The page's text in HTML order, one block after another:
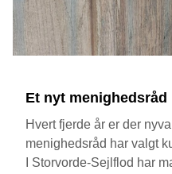
Et nyt menighedsråd
Hvert fjerde år er der
menighedsråd har valgt
I Storvorde-Sejlflod har